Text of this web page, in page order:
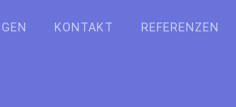
KONTAKT REFERENZEN